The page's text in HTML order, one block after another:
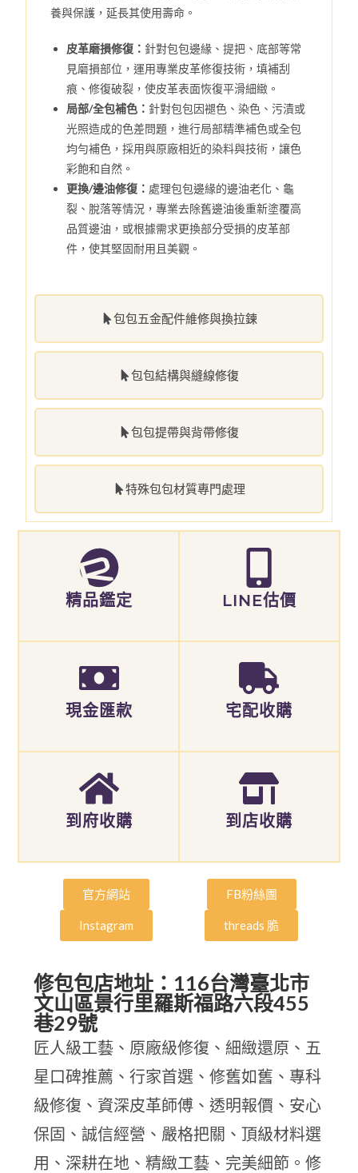
包包五金配件維修與換拉鍊
包包結構與縫線修復
包包提帶與背帶修復
特殊包包材質專門處理
養與保護，延長其使用壽命。
皮革磨損修復： 針對包包邊緣、提把、底部等常
見磨損部位，運用專業皮革修復技術，填補刮
痕、修復破裂，使皮革表面恢復平滑細緻。
局部/全包補色： 針對包包因褪色、染色、污漬或
光照造成的色差問題，進行局部精準補色或全包
均勻補色，採用與原廠相近的染料與技術，讓色
彩飽和自然。
更換/邊油修復： 處理包包邊緣的邊油老化、龜
裂、脫落等情況，專業去除舊邊油後重新塗覆高
品質邊油，或根據需求更換部分受損的皮革部
件，使其堅固耐用且美觀。
精品鑑定 LINE估價
現金匯款 宅配收購
到府收購 到店收購
官方網站 FB粉絲團
Instagram threads 脆
修包包店地址：116台灣臺北市
文山區景行里羅斯福路六段455
巷29號
匠人級工藝、原廠級修復、細緻還原、五
星口碑推薦、行家首選、修舊如舊、專科
級修復、資深皮革師傅、透明報價、安心
保固、誠信經營、嚴格把關、頂級材料選
用、深耕在地、精緻工藝、完美細節。修